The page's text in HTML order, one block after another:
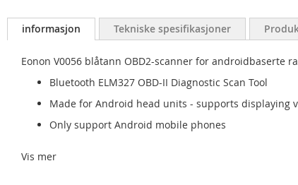
informasjon
Eonon V0056 blåtann OBD2-scanner for androidbaserte
Bluetooth ELM327 OBD-II Diagnostic Scan Tool
Made for Android head units - supports displaying
Only support Android mobile phones
Vis mer
Tekniske spesifikasjoner